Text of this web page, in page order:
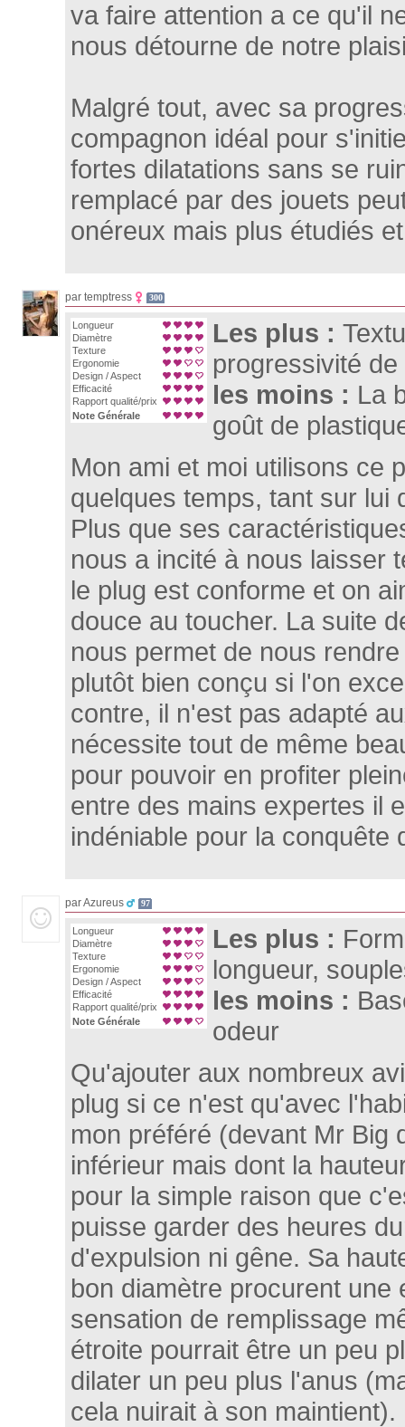
va faire attention a ce qu'il
nous détourne de notre
Malgré tout, avec sa
compagnon idéal pour
fortes dilatations sans se
remplacé par des jouets
onéreux mais plus étudiés
par temptress 300
Longueur
Diamètre
Texture
Ergonomie
Design / Aspect
Efficacité
Rapport qualité/prix
Note Générale
Les plus :
progressivité
les moins : La
goût de
Mon ami et moi utilisons ce
quelques temps, tant sur lui
Plus que ses
nous a incité à nous laisser
le plug est conforme et on
douce au toucher. La suite
nous permet de nous
plutôt bien conçu si l'on
contre, il n'est pas adapté
nécessite tout de même
pour pouvoir en profiter
entre des mains expertes il
indéniable pour la conquête
par Azureus 97
Longueur
Diamètre
Texture
Ergonomie
Design / Aspect
Efficacité
Rapport qualité/prix
Note Générale
Les plus :
longueur,
les moins :
odeur
Qu'ajouter aux nombreux
plug si ce n'est qu'avec
mon préféré (devant Mr Big
inférieur mais dont la
pour la simple raison que
puisse garder des heures
d'expulsion ni gêne. Sa
bon diamètre procurent une
sensation de remplissage
étroite pourrait être un peu
dilater un peu plus l'anus
cela nuirait à son maintient).